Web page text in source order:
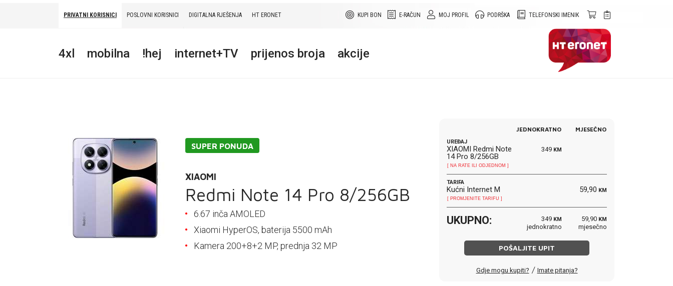
TELEFONSKI IMENIK
PODRŠKA
MOJ PROFIL
E-RAČUN
KUPI BON
PRIVATNI KORISNICI POSLOVNI KORISNICI DIGITALNA RJEŠENJA HT ERONET
4xl mobilna !hej internet+TV prijenos broja akcije
SUPER PONUDA
XIAOMI
Redmi Note 14 Pro 8/256GB
6.67 inča AMOLED
Xiaomi HyperOS, baterija 5500 mAh
Kamera 200+8+2 MP, prednja 32 MP
JEDNOKRATNO MJESEČNO
UREĐAJ
XIAOMI Redmi Note
14 Pro 8/256GB
[ NA RATE ILI ODJEDNOM ]
349 KM
TARIFA
Kućni Internet M
[ PROMJENITE TARIFU ]
59,90 KM
UKUPNO: 349 KM
jednokratno
59,90 KM
mjesečno
POŠALJITE UPIT
Gdje mogu kupiti? / Imate pitanja?